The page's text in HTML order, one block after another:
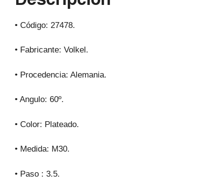
• Código: 27478.
• Fabricante: Volkel.
• Procedencia: Alemania.
• Angulo: 60º.
• Color: Plateado.
• Medida: M30.
• Paso : 3.5.